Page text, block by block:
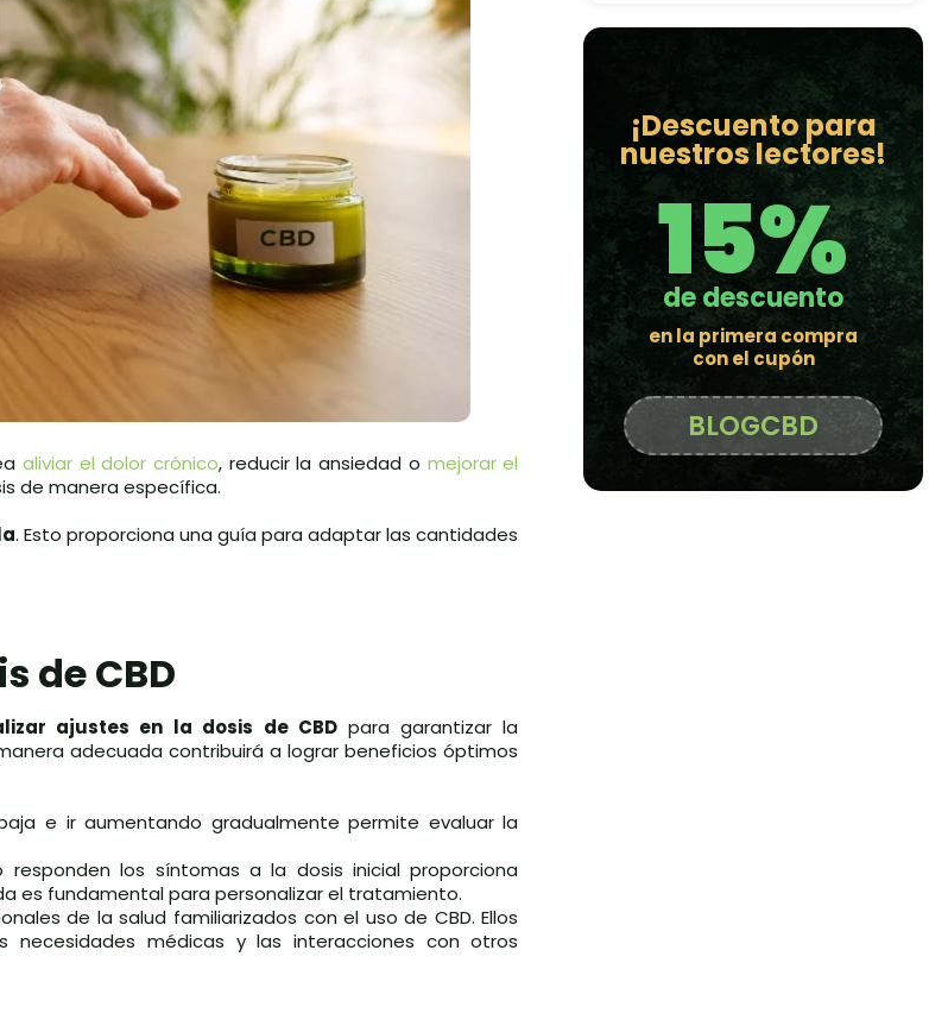
aliviar el dolor crónico, reducir la ansiedad o mejorar el
de manera específica.
. Esto proporciona una guía para adaptar las cantidades
de CBD
ajustes en la dosis de CBD para garantizar la
adecuada contribuirá a lograr beneficios óptimos
e ir aumentando gradualmente permite evaluar la
los síntomas a la dosis inicial proporciona
es fundamental para personalizar el tratamiento.
de la salud familiarizados con el uso de CBD. Ellos
necesidades médicas y las interacciones con otros
¡Descuento para
nuestros lectores!
15%
de descuento
en la primera compra
con el cupón
BLOGCBD